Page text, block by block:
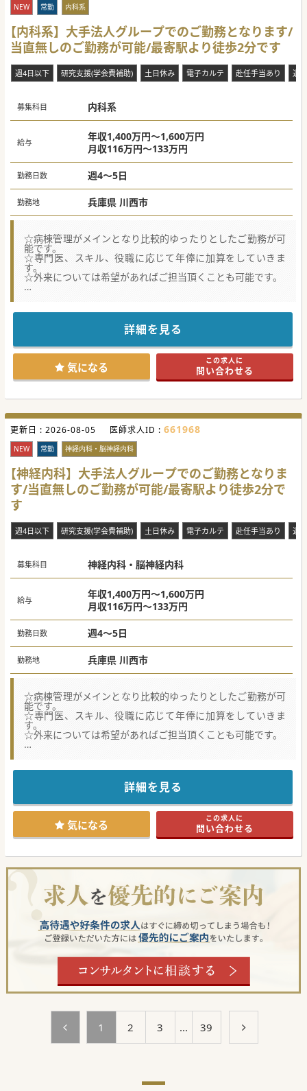
NEW 常勤 内科系
【内科系】大手法人グループでのご勤務となります/
当直無しのご勤務が可能/最寄駅より徒歩2分です
週4日以下 研究支援(学会費補助) 土日休み 電子カルテ 赴任手当あり 退
募集科目 内科系
給与
年収1,400万円～1,600万円
月収116万円～133万円
勤務日数 週4～5日
勤務地 兵庫県 川西市
☆病棟管理がメインとなり比較的ゆったりとしたご勤務が可
能です。
☆専門医、スキル、役職に応じて年俸に加算をしていきま
す。
☆外来については希望があればご担当頂くことも可能です。
病棟管理メインの業務となるため、比較的ゆっくりとご勤務
当直無しも可能、引継ぎをしていただければ、夜間対応は基
本当直医が行うため、オンコールも年に数回程度です。
大阪・兵庫各所に関連病院がございます。
#秋入職可
詳細を見る
気になる この求人に
問い合わせる
更新日 : 2026-08-05 医師求人ID : 661968
NEW 常勤 神経内科・脳神経内科
【神経内科】大手法人グループでのご勤務となりま
す/当直無しのご勤務が可能/最寄駅より徒歩2分で
す
週4日以下 研究支援(学会費補助) 土日休み 電子カルテ 赴任手当あり 退
募集科目 神経内科・脳神経内科
給与
年収1,400万円～1,600万円
月収116万円～133万円
勤務日数 週4～5日
勤務地 兵庫県 川西市
☆病棟管理がメインとなり比較的ゆったりとしたご勤務が可
能です。
☆専門医、スキル、役職に応じて年俸に加算をしていきま
す。
☆外来については希望があればご担当頂くことも可能です。
病棟管理メインの業務となるため、比較的ゆっくりとご勤務
当直無しも可能、引継ぎをしていただければ、夜間対応は基
本当直医が行うため、オンコールも年に数回程度です。
大阪・兵庫各所に関連病院がございます。
#秋入職可
詳細を見る
気になる この求人に
問い合わせる
1 2 3 ... 39